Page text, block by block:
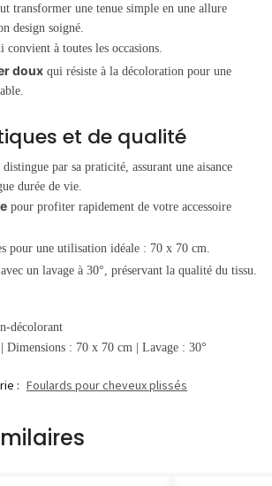
transformer une tenue simple en une allure
design soigné.
convient à toutes les occasions.
doux qui résiste à la décoloration pour une
et de qualité
par sa praticité, assurant une aisance
durée de vie.
pour profiter rapidement de votre accessoire
pour une utilisation idéale : 70 x 70 cm.
un lavage à 30°, préservant la qualité du tissu.
décolorant
| Dimensions : 70 x 70 cm | Lavage : 30°
: Foulards pour cheveux plissés